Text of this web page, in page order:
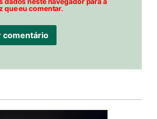
que eu comentar.